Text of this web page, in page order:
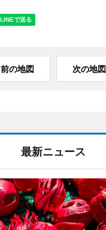
前の地図 次の地図
最新ニュース